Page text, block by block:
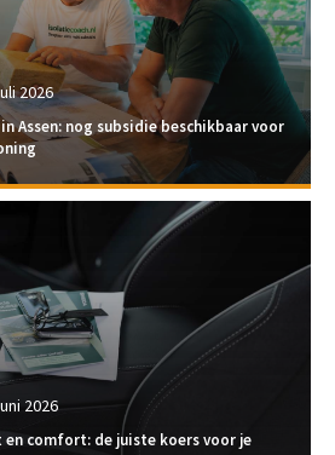
2026
Assen: nog subsidie beschikbaar voor
2026
comfort: de juiste koers voor je